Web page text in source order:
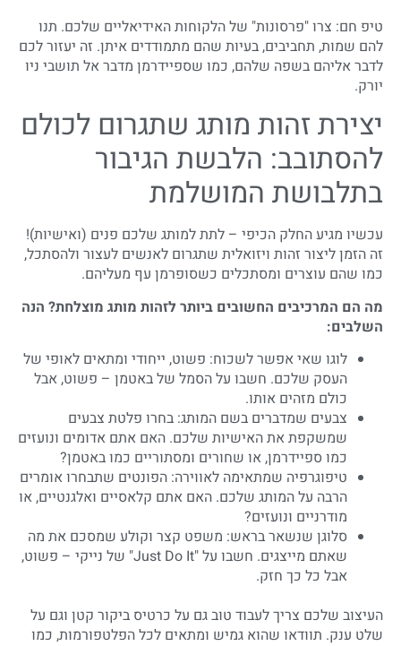
טיפ חם: צרו "פרסונות" של הלקוחות האידיאליים שלכם. תנו
להם שמות, תחביבים, בעיות שהם מתמודדים איתן. זה יעזור לכם
לדבר אליהם בשפה שלהם, כמו שספיידרמן מדבר אל תושבי ניו
יורק.
יצירת זהות מותג שתגרום לכולם
להסתובב: הלבשת הגיבור
בתלבושת המושלמת
עכשיו מגיע החלק הכיפי – לתת למותג שלכם פנים (ואישיות)!
זה הזמן ליצור זהות ויזואלית שתגרום לאנשים לעצור ולהסתכל,
כמו שהם עוצרים ומסתכלים כשסופרמן עף מעליהם.
מה הם המרכיבים החשובים ביותר לזהות מותג מוצלחת? הנה
השלבים:
לוגו שאי אפשר לשכוח: פשוט, ייחודי ומתאים לאופי של
העסק שלכם. חשבו על הסמל של באטמן – פשוט, אבל
כולם מזהים אותו.
צבעים שמדברים בשם המותג: בחרו פלטת צבעים
שמשקפת את האישיות שלכם. האם אתם אדומים ונועזים
כמו ספיידרמן, או שחורים ומסתוריים כמו באטמן?
טיפוגרפיה שמתאימה לאווירה: הפונטים שתבחרו אומרים
הרבה על המותג שלכם. האם אתם קלאסיים ואלגנטיים, או
מודרניים ונועזים?
סלוגן שנשאר בראש: משפט קצר וקולע שמסכם את מה
שאתם מייצגים. חשבו על "Just Do It" של נייקי – פשוט,
אבל כל כך חזק.
העיצוב שלכם צריך לעבוד טוב גם על כרטיס ביקור קטן וגם על
שלט ענק. תוודאו שהוא גמיש ומתאים לכל הפלטפורמות, כמו